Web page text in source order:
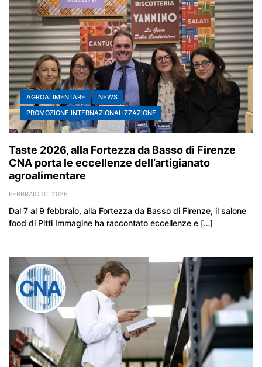
AGROALIMENTARE
NEWS
PROMOZIONE INTERNAZIONALIZZAZIONE
Taste 2026, alla Fortezza da Basso di Firenze
CNA porta le eccellenze dell’artigianato
agroalimentare
FEBBRAIO 10, 2026
Dal 7 al 9 febbraio, alla Fortezza da Basso di Firenze, il salone
food di Pitti Immagine ha raccontato eccellenze e […]